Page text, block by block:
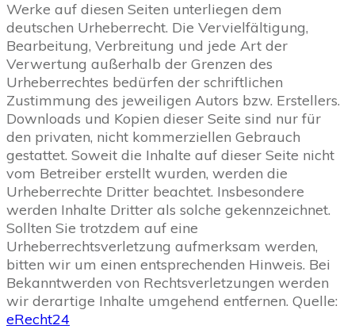
Werke auf diesen Seiten unterliegen dem
deutschen Urheberrecht. Die Vervielfältigung,
Bearbeitung, Verbreitung und jede Art der
Verwertung außerhalb der Grenzen des
Urheberrechtes bedürfen der schriftlichen
Zustimmung des jeweiligen Autors bzw. Erstellers.
Downloads und Kopien dieser Seite sind nur für
den privaten, nicht kommerziellen Gebrauch
gestattet. Soweit die Inhalte auf dieser Seite nicht
vom Betreiber erstellt wurden, werden die
Urheberrechte Dritter beachtet. Insbesondere
werden Inhalte Dritter als solche gekennzeichnet.
Sollten Sie trotzdem auf eine
Urheberrechtsverletzung aufmerksam werden,
bitten wir um einen entsprechenden Hinweis. Bei
Bekanntwerden von Rechtsverletzungen werden
wir derartige Inhalte umgehend entfernen. Quelle:
eRecht24